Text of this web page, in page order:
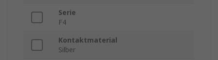
Serie
F4
Kontaktmaterial
Silber